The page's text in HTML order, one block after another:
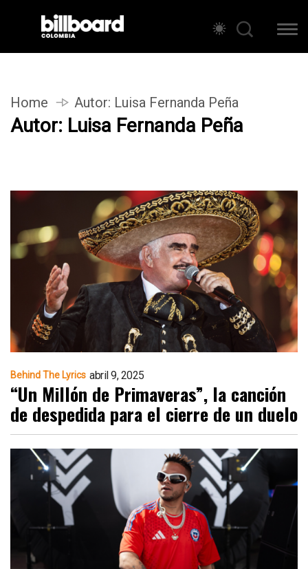
Home Autor: Luisa Fernanda Peña
Autor: Luisa Fernanda Peña
Behind The Lyrics abril 9, 2025
“Un Millón de Primaveras”, la canción
de despedida para el cierre de un duelo